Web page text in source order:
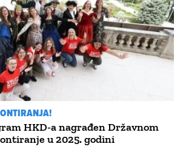
HKD-a nagrađen Državnom
u 2025. godini